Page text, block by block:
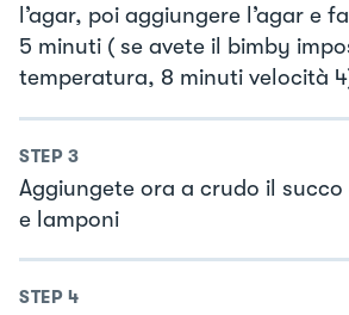
l’agar, poi aggiungere l’agar e
5 minuti ( se avete il bimby
temperatura, 8 minuti velocità
STEP 3
Aggiungete ora a crudo il
e lamponi
STEP 4